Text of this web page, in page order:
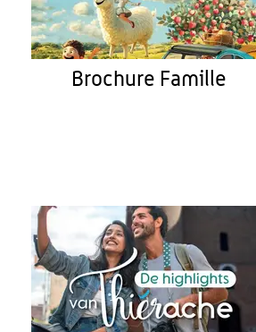
Brochure Famille